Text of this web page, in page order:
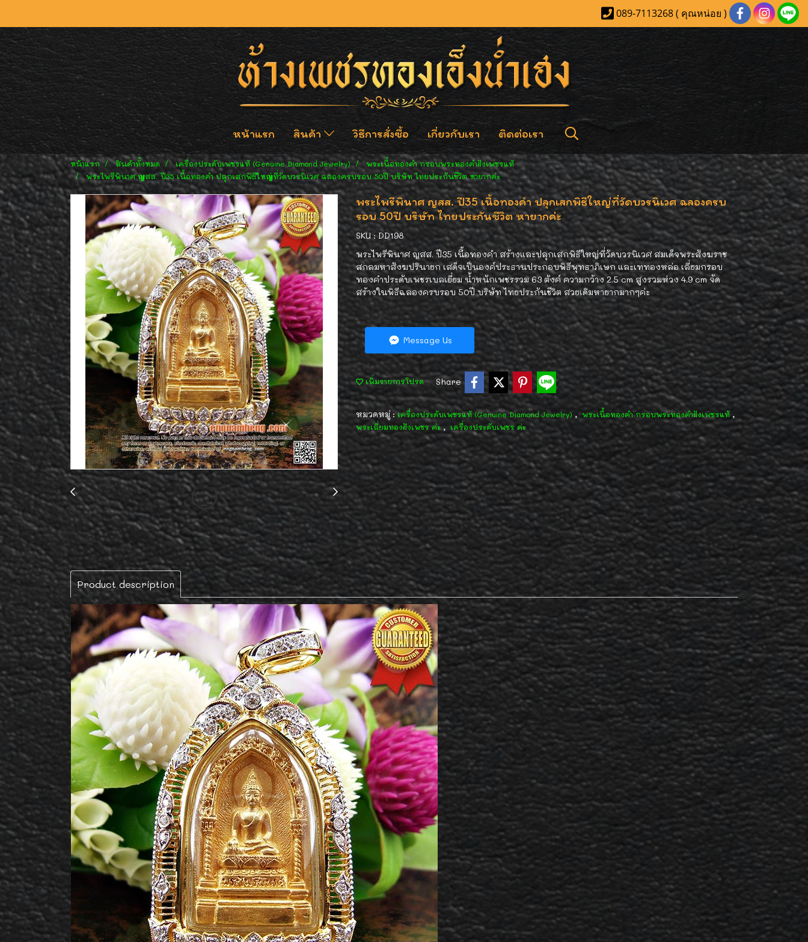
089-7113268 ( คุณหน่อย )
หน้าแรก สินค้า วิธีการสั่งซื้อ เกี่ยวกับเรา ติดต่อเรา
หน้าแรก สินค้าทั้งหมด เครื่องประดับเพชรแท้ (Genuine Diamond Jewelry)
พระเนื้อทองคำ กรอบพระทองคำฝังเพชรแท้
พระไพรีพินาศ ญสส. ปี35 เนื้อทองคำ ปลุกเสกพิธีใหญ่ที่วัดบวรนิเวศ ฉลองครบรอบ 50ปี บริษัท ไทยประกันชีวิต หายากค่ะ
พระไพรีพินาศ ญสส. ปี35 เนื้อทองคำ ปลุกเสกพิธีใหญ่ที่วัดบวรนิเวศ ฉลองครบ
รอบ 50ปี บริษัท ไทยประกันชีวิต หายากค่ะ
SKU : DD198
พระไพรีพินาศ ญสส. ปี35 เนื้อทองคำ สร้างและปลุกเสกพิธีใหญ่ที่วัดบวรนิเวศ สมเด็จพระสังฆราช
สกลมหาสังฆปรินายก เสด็จเป็นองค์ประธานประกอบพิธีพุทธาภิเษก และเททองหล่อ เลี่ยมกรอบ
ทองคำประดับเพชรเบลเยี่ยม น้ำหนักเพชรรวม 63 ตังค์ ความกว้าง 2.5 cm สูงรวมห่วง 4.9 cm จัด
สร้างในพิธีฉลองครบรอบ 50ปี บริษัท ไทยประกันชีวิต สวยเดิมหายากมากๆค่ะ
Message Us
เพิ่มรายการโปรด Share
หมวดหมู่ :เครื่องประดับเพชรแท้ (Genuine Diamond Jewelry) , พระเนื้อทองคำ กรอบพระทองคำฝังเพชรแท้ ,
พระเลี่ยมทองฝังเพชร ค่ะ, เครื่องประดับเพชร ค่ะ
Product description